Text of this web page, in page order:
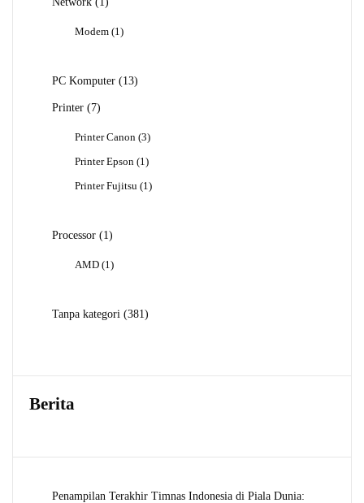
Modem 11
PC Komputer 1313
Printer
77
Printer Canon 33
Printer Epson 11
Printer Fujitsu 11
Processor 11
AMD 11
Tanpa kategori 381381
Berita
Penampilan Terakhir Timnas Indonesia di Piala Dunia: